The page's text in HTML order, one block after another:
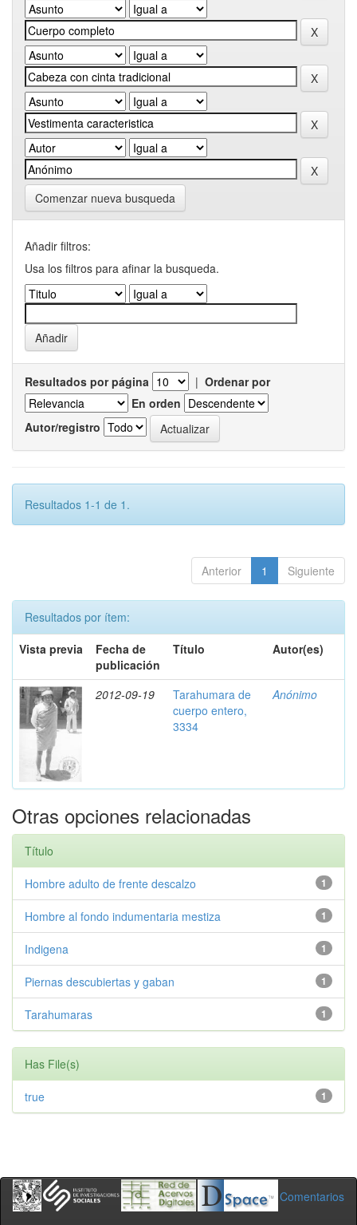
Comenzar nueva busqueda
Añadir filtros:
Usa los filtros para afinar la busqueda.
Resultados por página | Ordenar por
En orden
Autor/registro
Resultados 1-1 de 1.
Anterior 1 Siguiente
Resultados por ítem:
Vista previa
Fecha de
publicación
Título Autor(es)
2012-09-19
Tarahumara de
cuerpo entero,
3334
Anónimo
Otras opciones relacionadas
Título
1
Hombre adulto de frente descalzo
1
Hombre al fondo indumentaria mestiza
1
Indigena
1
Piernas descubiertas y gaban
1
Tarahumaras
Has File(s)
1
true
Comentarios